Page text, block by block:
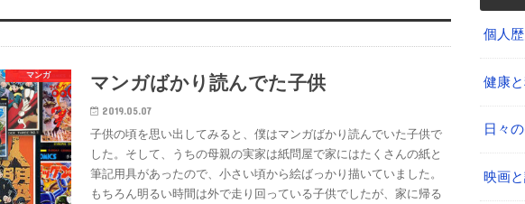
マンガ マンガばかり読んでた子供
2019.05.07
子供の頃を思い出してみると、僕はマンガばかり読んでいた子供で
した。そして、うちの母親の実家は紙問屋で家にはたくさんの紙と
筆記用具があったので、小さい頃から絵ばっかり描いていました。
もちろん明るい時間は外で走り回っている子供でしたが、家に帰る
個人
健康
日々
映画